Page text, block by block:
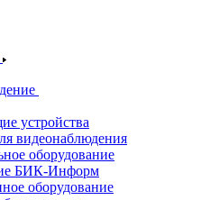
устройства
видеонаблюдения
оборудование
БИК-Информ
оборудование